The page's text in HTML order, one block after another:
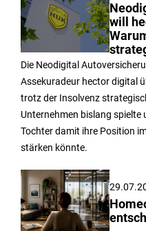
will
Die Neodigital
Assekuradeur hector digital
trotz der Insolvenz
Unternehmen bislang spielte
Tochter damit ihre Position
stärken könnte.